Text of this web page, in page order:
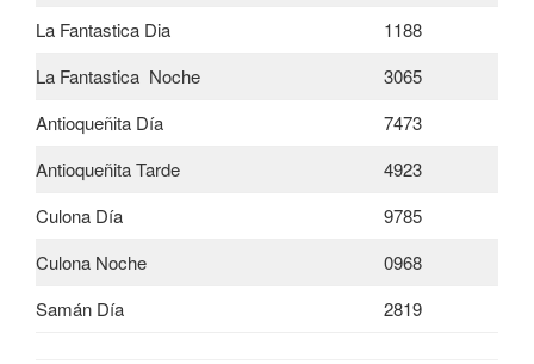
La Fantastica Dia
1188
La Fantastica Noche
3065
Antioqueñita Día
7473
Antioqueñita Tarde
4923
Culona Día
9785
Culona Noche
0968
Samán Día
2819